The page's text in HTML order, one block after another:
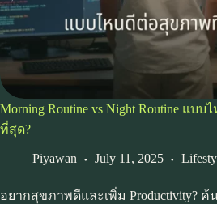
Morning Routine vs Night Routine แบ
ที่สุด?
Piyawan July 11, 2025
อยากสุขภาพดีและเพิ่ม Productivity?